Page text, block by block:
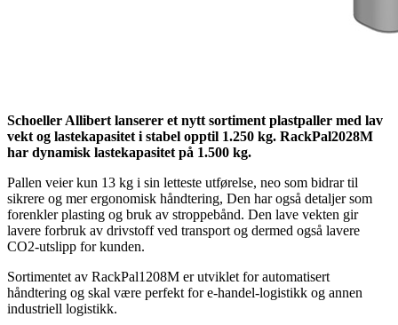
Schoeller Allibert lanserer et nytt sortiment plastpaller med lav
vekt og lastekapasitet i stabel opptil 1.250 kg. RackPal2028M
har dynamisk lastekapasitet på 1.500 kg.
Pallen veier kun 13 kg i sin letteste utførelse, neo som bidrar til
sikrere og mer ergonomisk håndtering, Den har også detaljer som
forenkler plasting og bruk av stroppebånd. Den lave vekten gir
lavere forbruk av drivstoff ved transport og dermed også lavere
CO2-utslipp for kunden.
Sortimentet av RackPal1208M er utviklet for automatisert
håndtering og skal være perfekt for e-handel-logistikk og annen
industriell logistikk.